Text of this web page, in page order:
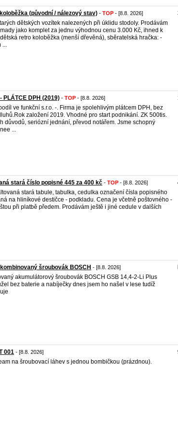
(původní / nálezový stav) - TOP - [8.8. 2026]
dětských vozítek nalezených při úklidu stodoly. Prodávám
jako komplet za jednu výhodnou cenu 3.000 Kč, ihned k
retro koloběžka (menší dřevěná), sběratelská hračka: -
...
PLÁTCE DPH (2019) - TOP - [8.8. 2026]
ve funkční s.r.o. -. Firma je spolehlivým plátcem DPH, bez
založení 2019. Vhodné pro start podnikání. ZK 500tis.
důvodů, seriózní jednání, převod notářem. Jsme schopný
...
stará číslo popisné 445 za 400 kč - TOP - [8.8. 2026]
stará tabule, tabulka, cedulka označení čísla popisného
na hliníkové destičce - podkladu. Cena je včetně poštovného -
při platbě předem. Prodávám ještě i jiné cedule v dalších
šroubovák BOSCH - [8.8. 2026]
akumulátorový šroubovák BOSCH GSB 14,4-2-Li Plus
bez baterie a nabíječky dnes jsem ho našel v lese tudíž
001 - [8.8. 2026]
na šroubovací láhev s jednou bombičkou (prázdnou).